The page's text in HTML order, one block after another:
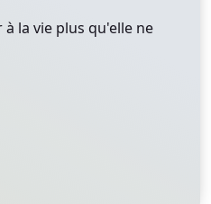
la vie plus qu'elle ne